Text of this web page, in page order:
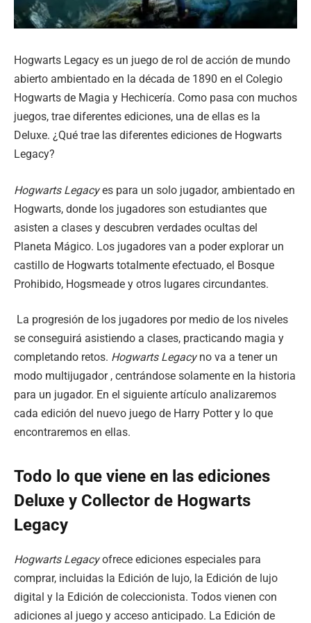
Hogwarts Legacy es un juego de rol de acción de mundo
abierto ambientado en la década de 1890 en el Colegio
Hogwarts de Magia y Hechicería. Como pasa con muchos
juegos, trae diferentes ediciones, una de ellas es la
Deluxe. ¿Qué trae las diferentes ediciones de Hogwarts
Legacy?
Hogwarts Legacyes para un solo jugador, ambientado en
Hogwarts, donde los jugadores son estudiantes que
asisten a clases y descubren verdades ocultas del
Planeta Mágico. Los jugadores van a poder explorar un
castillo de Hogwarts totalmente efectuado, el Bosque
Prohibido, Hogsmeade y otros lugares circundantes.
La progresión de los jugadores por medio de los niveles
se conseguirá asistiendo a clases, practicando magia y
completando retos. Hogwarts Legacyno va a tener un
modo multijugador , centrándose solamente en la historia
para un jugador. En el siguiente artículo analizaremos
cada edición del nuevo juego de Harry Potter y lo que
encontraremos en ellas.
Todo lo que viene en las ediciones
Deluxe y Collector de Hogwarts
Legacy
Hogwarts Legacyofrece ediciones especiales para
comprar, incluidas la Edición de lujo, la Edición de lujo
digital y la Edición de coleccionista. Todos vienen con
adiciones al juego y acceso anticipado. La Edición de